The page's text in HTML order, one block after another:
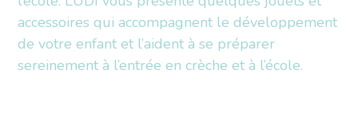
accessoires qui accompagnent le développement
de votre enfant et l’aident à se préparer
sereinement à l’entrée en crèche et à l’école.